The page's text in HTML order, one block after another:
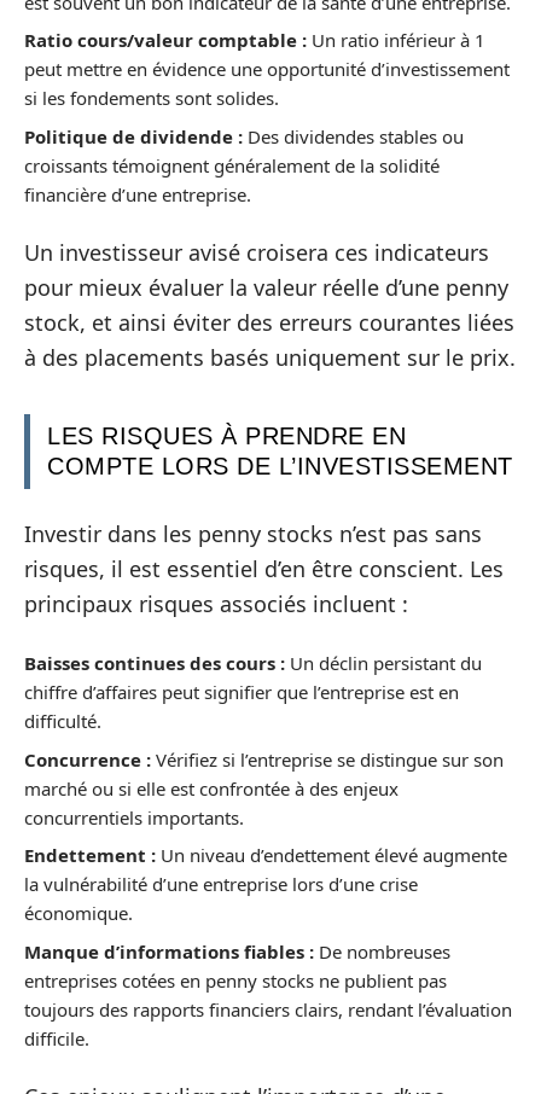
Ratio cours/valeur comptable : Un ratio inférieur à 1
peut mettre en évidence une opportunité d’investissement
si les fondements sont solides.
Politique de dividende : Des dividendes stables ou
croissants témoignent généralement de la solidité
financière d’une entreprise.
Un investisseur avisé croisera ces indicateurs
pour mieux évaluer la valeur réelle d’une penny
stock, et ainsi éviter des erreurs courantes liées
à des placements basés uniquement sur le prix.
LES RISQUES À PRENDRE EN
COMPTE LORS DE L’INVESTISSEMENT
Investir dans les penny stocks n’est pas sans
risques, il est essentiel d’en être conscient. Les
principaux risques associés incluent :
Baisses continues des cours : Un déclin persistant du
chiffre d’affaires peut signifier que l’entreprise est en
difficulté.
Concurrence : Vérifiez si l’entreprise se distingue sur son
marché ou si elle est confrontée à des enjeux
concurrentiels importants.
Endettement : Un niveau d’endettement élevé augmente
la vulnérabilité d’une entreprise lors d’une crise
économique.
Manque d’informations fiables : De nombreuses
entreprises cotées en penny stocks ne publient pas
toujours des rapports financiers clairs, rendant l’évaluation
difficile.